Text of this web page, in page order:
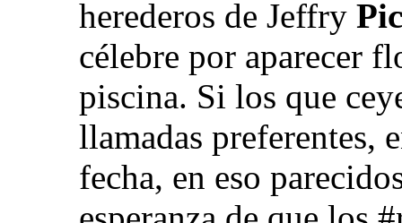
herederos de Jeffry
célebre por aparecer
piscina. Si los que
llamadas preferentes,
fecha, en eso